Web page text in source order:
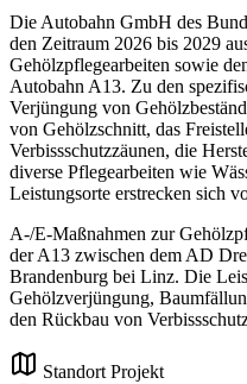
Die Autobahn GmbH des
den Zeitraum 2026 bis 2029
Gehölzpflegearbeiten sowie
Autobahn A13. Zu den
Verjüngung von
von Gehölzschnitt, das
Verbissschutzzäunen, die
diverse Pflegearbeiten wie
Leistungsorte erstrecken sich
A-/E-Maßnahmen zur
der A13 zwischen dem AD
Brandenburg bei Linz. Die
Gehölzverjüngung,
den Rückbau von
Standort Projekt